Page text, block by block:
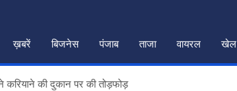
ख़बरें बिजनेस पंजाब ताजा वायरल खेल
ने करियाने की दुकान पर की तोड़फोड़